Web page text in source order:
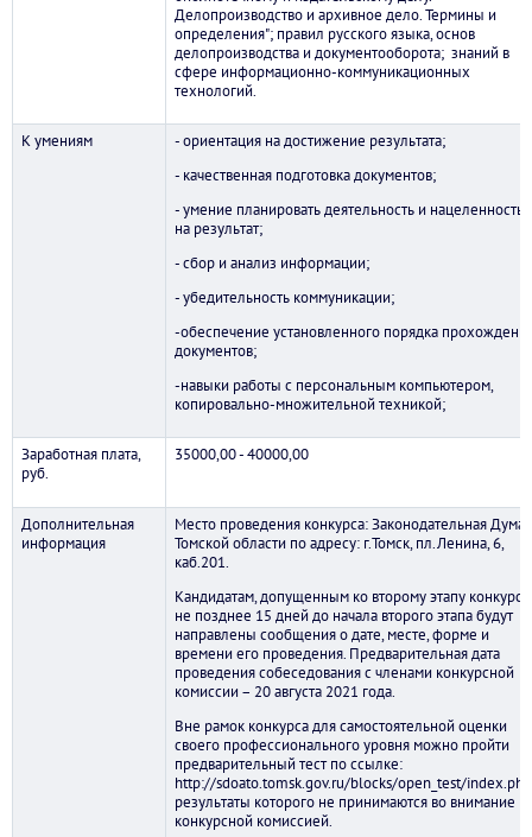
Делопроизводство и архивное дело. Термины и
определения"; правил русского языка, основ
делопроизводства и документооборота; знаний в
сфере информационно-коммуникационных
технологий.
К умениям
- ориентация на достижение результата;
- качественная подготовка документов;
- умение планировать деятельность и нацеленность
на результат;
- сбор и анализ информации;
- убедительность коммуникации;
-обеспечение установленного порядка
документов;
-навыки работы с персональным компьютером,
копировально-множительной техникой;
Заработная плата,
руб.
35000,00 - 40000,00
Дополнительная
информация
Место проведения конкурса: Законодательная Дума
Томской области по адресу: г.Томск, пл.Ленина, 6,
каб.201.
Кандидатам, допущенным ко второму этапу конкурса,
не позднее 15 дней до начала второго этапа будут
направлены сообщения о дате, месте, форме и
времени его проведения. Предварительная дата
проведения собеседования с членами конкурсной
комиссии – 20 августа 2021 года.
Вне рамок конкурса для самостоятельной оценки
своего профессионального уровня можно пройти
предварительный тест по ссылке:
http://sdoato.tomsk.gov.ru/blocks/open_test/
результаты которого не принимаются во внимание
конкурсной комиссией.